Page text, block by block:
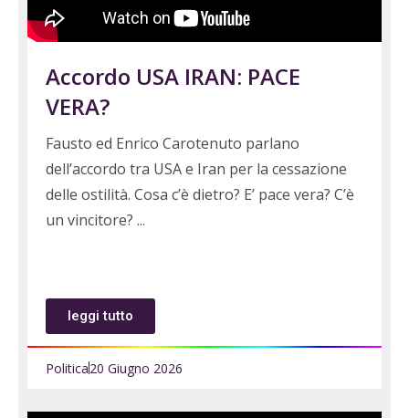
Accordo USA IRAN: PACE
VERA?
Fausto ed Enrico Carotenuto parlano
dell’accordo tra USA e Iran per la cessazione
delle ostilità. Cosa c’è dietro? E’ pace vera? C’è
un vincitore?
leggi tutto
Politica20 Giugno 2026